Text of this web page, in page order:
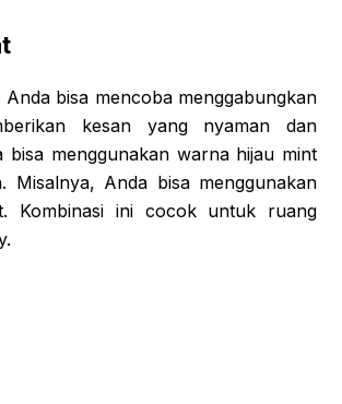
bisa mencoba menggabungkan
kesan yang nyaman dan
menggunakan warna hijau mint
Misalnya, Anda bisa menggunakan
Kombinasi ini cocok untuk ruang